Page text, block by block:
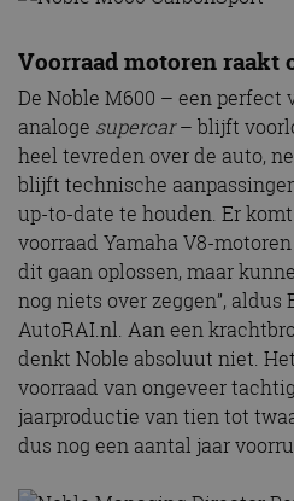
Voorraad motoren raakt
De Noble M600 – een perfect
analoge supercar– blijft
heel tevreden over de auto,
blijft technische
up-to-date te houden. Er
voorraad Yamaha V8-
dit gaan oplossen, maar
nog niets over zeggen”,
AutoRAI.nl. Aan een
denkt Noble absoluut niet.
voorraad van ongeveer
jaarproductie van tien tot
dus nog een aantal jaar